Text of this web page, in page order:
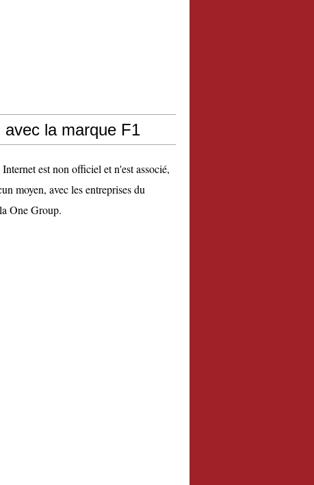
avec la marque F1
est non officiel et n'est associé,
moyen, avec les entreprises du
One Group.